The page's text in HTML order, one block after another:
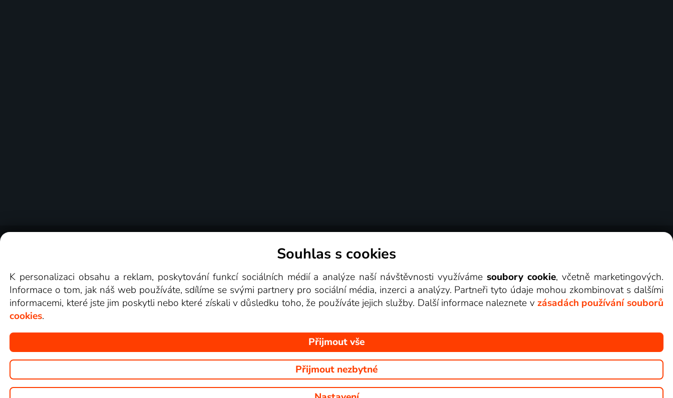
Videotéka
Copyright © goNET s.r.o. Na tomto webu jsou zobrazovány obrázky z pořadů TV stanic, které můžete sledovat v Lepší.TV.
Souhlas s cookies
K personalizaci obsahu a reklam, poskytování funkcí sociálních médií a analýze naší návštěvnosti využívámesoubory cookie, včetně marketingových.
Informace o tom, jak náš web používáte, sdílíme se svými partnery pro sociální média, inzerci a analýzy. Partneři tyto údaje mohou zkombinovat s dalšími
informacemi, které jste jim poskytli nebo které získali v důsledku toho, že používáte jejich služby. Další informace naleznete v zásadách používání souborů
cookies.
Přijmout vše
Přijmout nezbytné